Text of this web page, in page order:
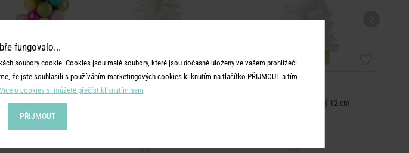
MAS
vánočních koulí
499 Kč 349 Kč
Stromek zasněžený 12 cm
149 Kč
fungovalo...
soubory cookie. Cookies jsou malé soubory, které jsou dočasně uloženy ve vašem prohlížeči.
že jste souhlasili s používáním marketingových cookies kliknutím na tlačítko PŘIJMOUT a tím
Více o cookies si můžete přečíst kliknutím sem
PŘIJMOUT